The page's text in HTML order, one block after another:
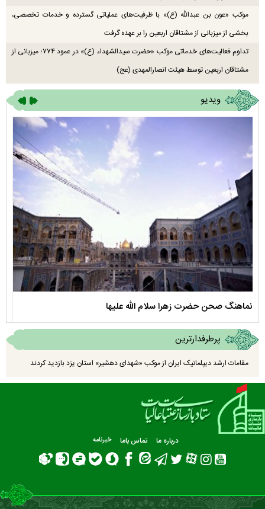
موکب «عون بن عبدالله (ع)» با ظرفیت‌های عملیاتی گسترده و خدمات تخصصی،
بخشی از میزبانی از مشتاقان اربعین را بر عهده گرفت
تداوم فعالیت‌های خدماتی موکب «حضرت سیدالشهداء (ع)» در عمود ۷۷۴؛ میزبانی از
مشتاقان اربعین توسط هیئت انصارالمهدی (عج)
ویدیو
نماهنگ صحن حضرت زهرا سلام الله علیها
پرطرفدارترین
مقامات ارشد دیپلماتیک ایران از موکب «شهدای دهشیر» استان یزد بازدید کردند
درباره ما تماس باما خبرنامه